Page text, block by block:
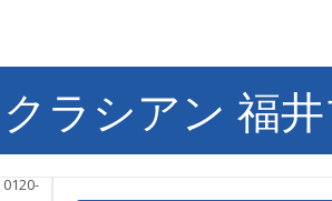
クラシアン 福